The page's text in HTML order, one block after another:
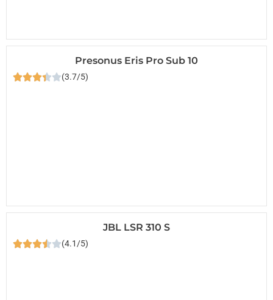
Presonus Eris Pro Sub 10
(3.7/5)
JBL LSR 310 S
(4.1/5)